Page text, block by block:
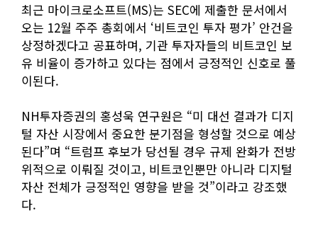
최근 마이크로소프트(MS)는 SEC에 제출한 문서에서
오는 12월 주주 총회에서 ‘비트코인 투자 평가’ 안건을
상정하겠다고 공표하며, 기관 투자자들의 비트코인 보
유 비율이 증가하고 있다는 점에서 긍정적인 신호로 풀
이된다.
NH투자증권의 홍성욱 연구원은 “미 대선 결과가 디지
털 자산 시장에서 중요한 분기점을 형성할 것으로 예상
된다”며 “트럼프 후보가 당선될 경우 규제 완화가 전방
위적으로 이뤄질 것이고, 비트코인뿐만 아니라 디지털
자산 전체가 긍정적인 영향을 받을 것”이라고 강조했
다.